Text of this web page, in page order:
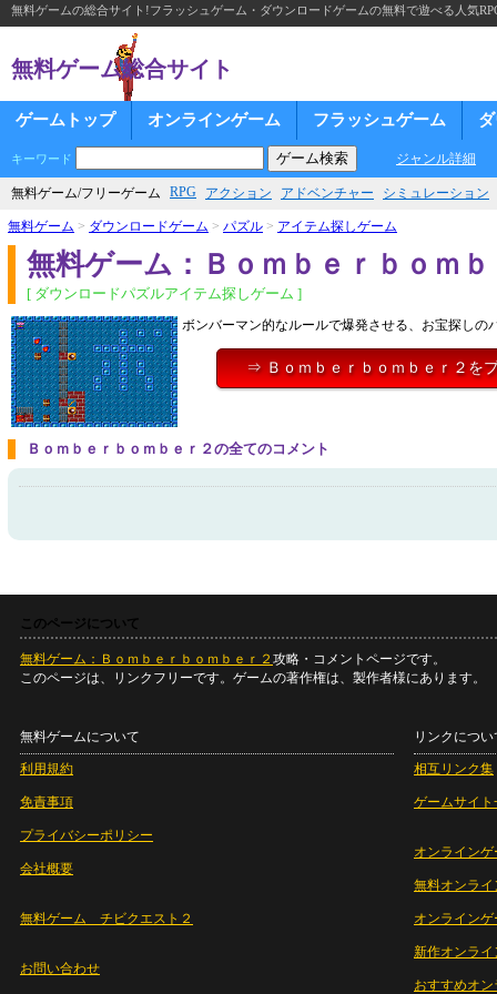
無料ゲームの総合サイト!フラッシュゲーム・ダウンロードゲームの無料で遊べる人気
無料ゲーム総合サイト
ゲームトップ オンラインゲーム フラッシュゲーム
キーワード ジャンル詳細
無料ゲーム/フリーゲーム RPG アクション アドベンチャー シミュレーション
無料ゲーム > ダウンロードゲーム > パズル > アイテム探しゲーム
無料ゲーム：Ｂｏｍｂｅｒｂｏｍ
[ ダウンロードパズルアイテム探しゲーム ]
ボンバーマン的なルールで爆発させる、お宝探しの
⇒ Ｂｏｍｂｅｒｂｏｍｂｅｒ２を
Ｂｏｍｂｅｒｂｏｍｂｅｒ２の全てのコメント
このページについて
無料ゲーム：Ｂｏｍｂｅｒｂｏｍｂｅｒ２ 攻略・コメントページです。
このページは、リンクフリーです。ゲームの著作権は、製作者様にあります。
無料ゲームについて
利用規約
免責事項
プライバシーポリシー
会社概要
無料ゲーム チビクエスト２
お問い合わせ
リンクについ
相互リンク集
ゲームサイト
オンラインゲ
無料オンライ
オンライン
新作オンライ
おすすめオ